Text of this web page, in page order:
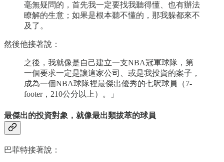
毫無疑問的，首先我一定要找我聽得懂、也有辦法
瞭解的生意；如果是根本聽不懂的，那我躲都來不
及了。
然後他接著說：
之後，我就像是自己建立一支NBA冠軍球隊，第
一個要求一定是讓這家公司、或是我投資的案子，
成為一個NBA球隊裡最傑出優秀的七呎球員（7-
footer，210公分以上）。」
最傑出的投資對象，就像最出類拔萃的球員
巴菲特接著說：